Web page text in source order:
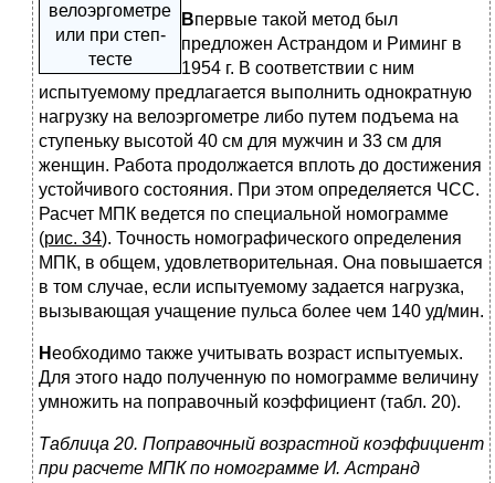
велоэргометре
или при степ-
тесте
Впервые такой метод был
предложен Астрандом и Риминг в
1954 г. В соответствии с ним
испытуемому предлагается выполнить однократную
нагрузку на велоэргометре либо путем подъема на
ступеньку высотой 40 см для мужчин и 33 см для
женщин. Работа продолжается вплоть до достижения
устойчивого состояния. При этом определяется ЧСС.
Расчет МПК ведется по специальной номограмме
(рис. 34). Точность номографического определения
МПК, в общем, удовлетворительная. Она повышается
в том случае, если испытуемому задается нагрузка,
вызывающая учащение пульса более чем 140 уд/мин.
Необходимо также учитывать возраст испытуемых.
Для этого надо полученную по номограмме величину
умножить на поправочный коэффициент (табл. 20).
Таблица 20. Поправочный возрастной коэффициент
при расчете МПК по номограмме И. Астранд